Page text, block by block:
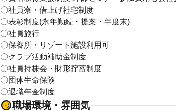
〇社員寮・借上げ社宅制度
〇表彰制度(永年勤続・提案・年度末)
〇社員旅行
〇保養所・リゾート施設利用可
〇クラブ活動補助金制度
〇社員持株会・財形貯蓄制度
〇団体生命保険
〇退職年金制度
職場環境・雰囲気